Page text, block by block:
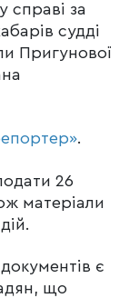
справі за
судді
Пригунової
.
26
матеріали
є
що